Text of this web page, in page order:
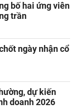
bố hai ứng viên
trần
ngày nhận cổ
dự kiến
doanh 2026